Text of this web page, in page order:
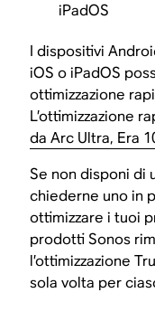
iPadOS
I dispositivi
iOS o iPadOS
ottimizzazione
L’ottimizzazione
da Arc Ultra, Era
Se non disponi di
chiederne uno in
ottimizzare i tuoi
prodotti Sonos
l’ottimizzazione
sola volta per